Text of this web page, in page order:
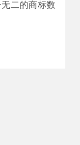
二的商标数